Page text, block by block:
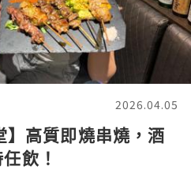
2026.04.05
】高質即燒串燒，酒
飲！